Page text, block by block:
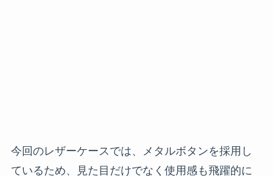
今回のレザーケースでは、メタルボタンを採用し
ているため、見た目だけでなく使用感も飛躍的に